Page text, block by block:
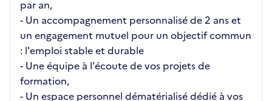
par an,
- Un accompagnement personnalisé de 2 ans et
un engagement mutuel pour un objectif commun
: l'emploi stable et durable
- Une équipe à l'écoute de vos projets de
formation,
- Un espace personnel dématérialisé dédié à vos